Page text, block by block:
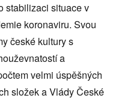
stabilizaci situace v
koronaviru. Svou
české kultury s
a
velmi úspěšných
složek a Vlády České